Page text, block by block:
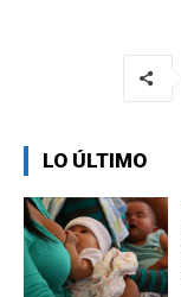
LO ÚLTIMO